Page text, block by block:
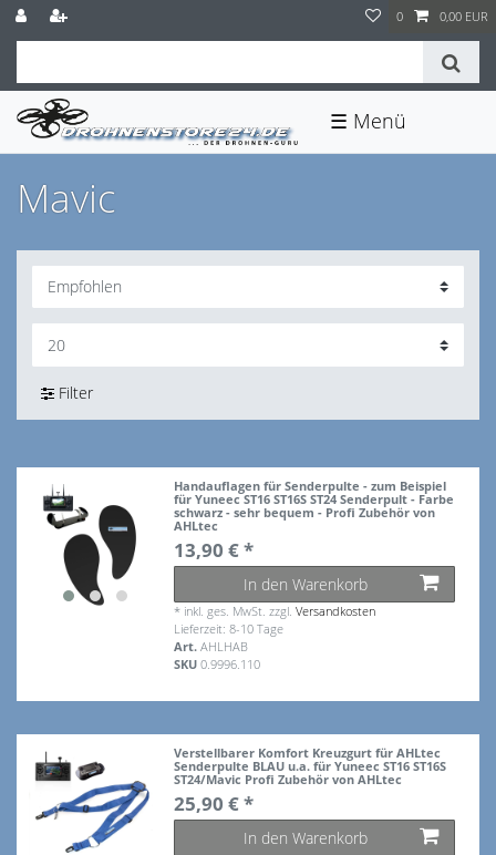
0 0,00 EUR
☰
Mavic
Filter
Handauflagen für Senderpulte - zum Beispiel
für Yuneec ST16 ST16S ST24 Senderpult - Farbe
schwarz - sehr bequem - Profi Zubehör von
AHLtec
13,90 € *
In den Warenkorb
* inkl. ges. MwSt. zzgl.Versandkosten
Lieferzeit: 8-10 Tage
Art.AHLHAB
SKU0.9996.110
Verstellbarer Komfort Kreuzgurt für AHLtec
Senderpulte BLAU u.a. für Yuneec ST16 ST16S
ST24/Mavic Profi Zubehör von AHLtec
25,90 € *
In den Warenkorb